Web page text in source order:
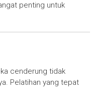
penting untuk
cenderung tidak
Pelatihan yang tepat